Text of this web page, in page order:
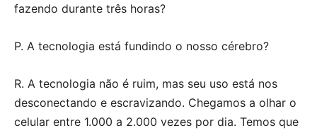
fazendo durante três horas?
P. A tecnologia está fundindo o nosso cérebro?
R. A tecnologia não é ruim, mas seu uso está nos
desconectando e escravizando. Chegamos a olhar o
celular entre 1.000 a 2.000 vezes por dia. Temos que